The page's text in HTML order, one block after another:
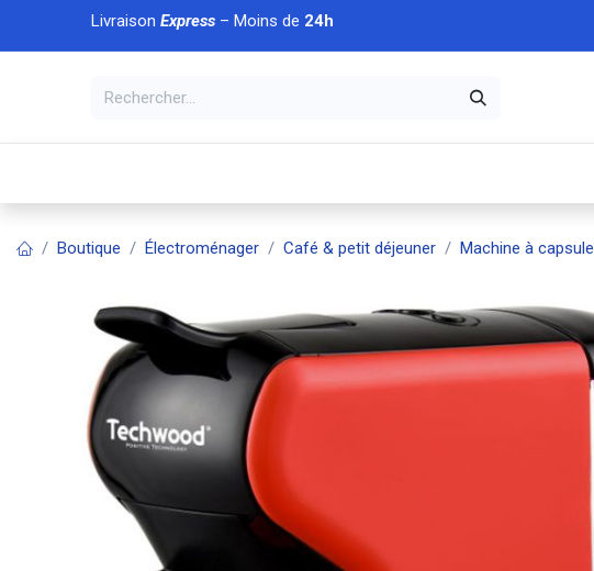
Se rendre au contenu
Livraison Express– Moins de 24h
À DÉCOUVRIR
Boutique Électroménager Café & petit déjeuner Machine à capsule